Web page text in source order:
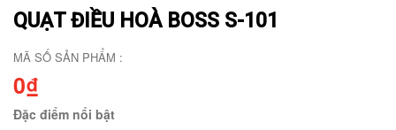
QUẠT ĐIỀU HOÀ BOSS S-101
MÃ SỐ SẢN PHẨM :
0₫
Đặc điểm nổi bật